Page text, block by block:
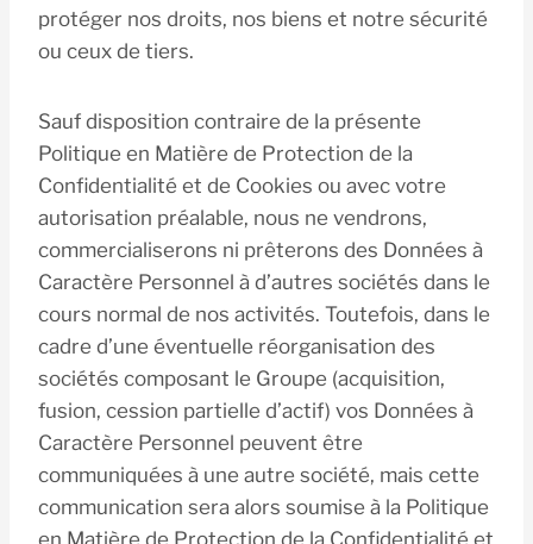
protéger nos droits, nos biens et notre sécurité
ou ceux de tiers.
Sauf disposition contraire de la présente
Politique en Matière de Protection de la
Confidentialité et de Cookies ou avec votre
autorisation préalable, nous ne vendrons,
commercialiserons ni prêterons des Données à
Caractère Personnel à d’autres sociétés dans le
cours normal de nos activités. Toutefois, dans le
cadre d’une éventuelle réorganisation des
sociétés composant le Groupe (acquisition,
fusion, cession partielle d’actif) vos Données à
Caractère Personnel peuvent être
communiquées à une autre société, mais cette
communication sera alors soumise à la Politique
en Matière de Protection de la Confidentialité et